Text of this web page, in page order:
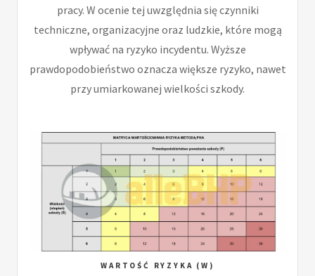
pracy. W ocenie tej uwzględnia się czynniki
techniczne, organizacyjne oraz ludzkie, które mogą
wpływać na ryzyko incydentu. Wyższe
prawdopodobieństwo oznacza większe ryzyko, nawet
przy umiarkowanej wielkości szkody.
WARTOŚĆ RYZYKA (W)